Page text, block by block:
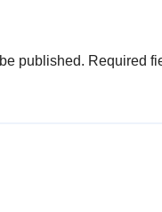
published. Required